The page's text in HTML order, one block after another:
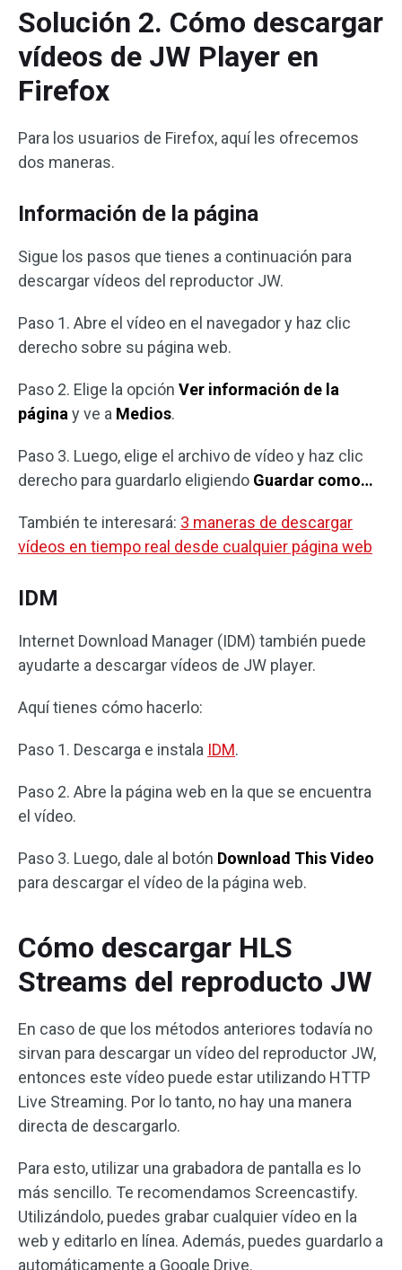
Solución 2. Cómo descargar
vídeos de JW Player en
Firefox
Para los usuarios de Firefox, aquí les ofrecemos
dos maneras.
Información de la página
Sigue los pasos que tienes a continuación para
descargar vídeos del reproductor JW.
Paso 1. Abre el vídeo en el navegador y haz clic
derecho sobre su página web.
Paso 2. Elige la opción Ver información de la
página y ve a Medios.
Paso 3. Luego, elige el archivo de vídeo y haz clic
derecho para guardarlo eligiendo Guardar como…
También te interesará: 3 maneras de descargar
vídeos en tiempo real desde cualquier página web
IDM
Internet Download Manager (IDM) también puede
ayudarte a descargar vídeos de JW player.
Aquí tienes cómo hacerlo:
Paso 1. Descarga e instala IDM.
Paso 2. Abre la página web en la que se encuentra
el vídeo.
Paso 3. Luego, dale al botón Download This Video
para descargar el vídeo de la página web.
Cómo descargar HLS
Streams del reproducto JW
En caso de que los métodos anteriores todavía no
sirvan para descargar un vídeo del reproductor JW,
entonces este vídeo puede estar utilizando HTTP
Live Streaming. Por lo tanto, no hay una manera
directa de descargarlo.
Para esto, utilizar una grabadora de pantalla es lo
más sencillo. Te recomendamos Screencastify.
Utilizándolo, puedes grabar cualquier vídeo en la
web y editarlo en línea. Además, puedes guardarlo a
automáticamente a Google Drive.